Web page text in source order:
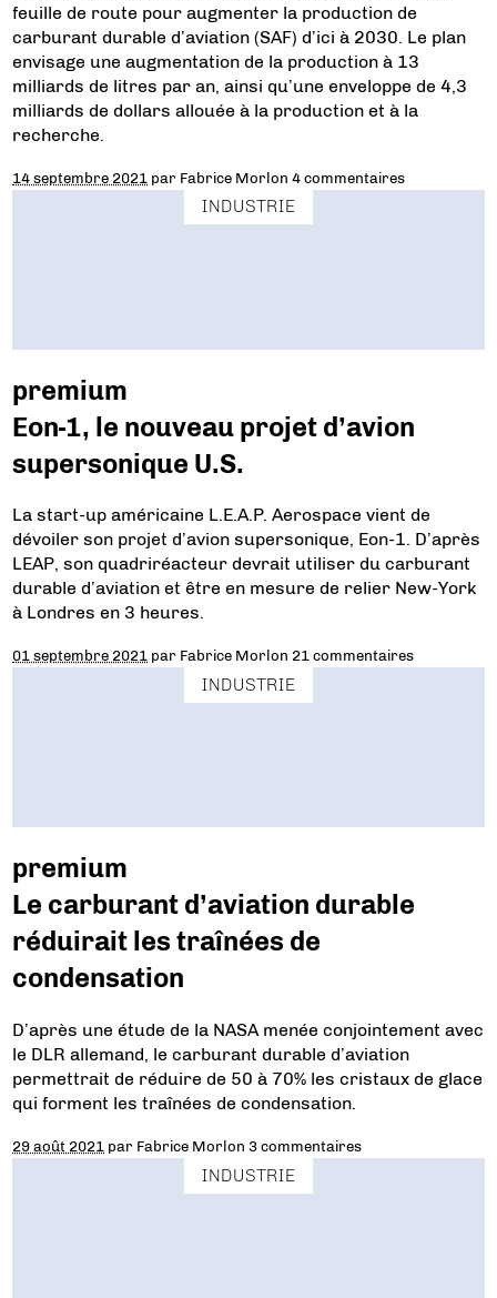
feuille de route pour augmenter la production de
carburant durable d’aviation (SAF) d’ici à 2030. Le plan
envisage une augmentation de la production à 13
milliards de litres par an, ainsi qu’une enveloppe de 4,3
milliards de dollars allouée à la production et à la
recherche.
14 septembre 2021 par Fabrice Morlon 4 commentaires
INDUSTRIE
premium
Eon-1, le nouveau projet d’avion
supersonique U.S.
La start-up américaine L.E.A.P. Aerospace vient de
dévoiler son projet d’avion supersonique, Eon-1. D’après
LEAP, son quadriréacteur devrait utiliser du carburant
durable d’aviation et être en mesure de relier New-York
à Londres en 3 heures.
01 septembre 2021 par Fabrice Morlon 21 commentaires
INDUSTRIE
premium
Le carburant d’aviation durable
réduirait les traînées de
condensation
D’après une étude de la NASA menée conjointement avec
le DLR allemand, le carburant durable d’aviation
permettrait de réduire de 50 à 70% les cristaux de glace
qui forment les traînées de condensation.
29 août 2021 par Fabrice Morlon 3 commentaires
INDUSTRIE